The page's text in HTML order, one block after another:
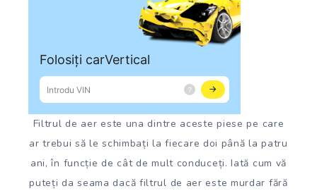
Filtrul de aer este una dintre aceste piese pe care
ar trebui să le schimbați la fiecare doi până la patru
ani, în funcție de cât de mult conduceți. Iată cum vă
puteți da seama dacă filtrul de aer este murdar fără